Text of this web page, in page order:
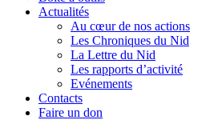
Actualités
Au cœur de nos actions
Les Chroniques du Nid
La Lettre du Nid
Les rapports d’activité
Evénements
Contacts
Faire un don